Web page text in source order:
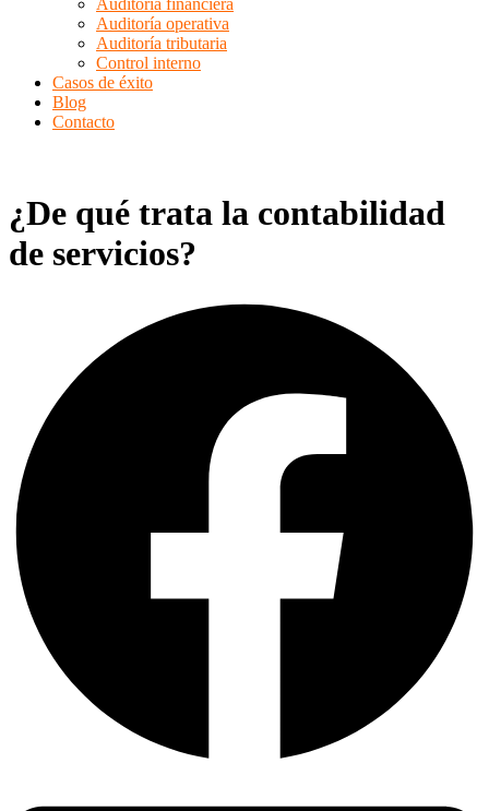
Auditoría financiera
Auditoría operativa
Auditoría tributaria
Control interno
Casos de éxito
Blog
Contacto
¿De qué trata la contabilidad
de servicios?